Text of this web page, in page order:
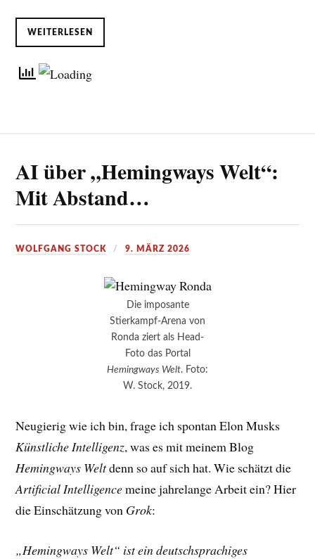
WEITERLESEN
AI über „Hemingways Welt“:
Mit Abstand…
WOLFGANG STOCK 9. MÄRZ 2026
Die imposante
Stierkampf-Arena von
Ronda ziert als Head-
Foto das Portal
Hemingways Welt. Foto:
W. Stock, 2019.
Neugierig wie ich bin, frage ich spontan Elon Musks
Künstliche Intelligenz, was es mit meinem Blog
Hemingways Weltdenn so auf sich hat. Wie schätzt die
Artificial Intelligencemeine jahrelange Arbeit ein? Hier
die Einschätzung von Grok:
„Hemingways Welt“ ist ein deutschsprachiges